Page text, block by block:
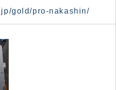
gold/pro-nakashin/